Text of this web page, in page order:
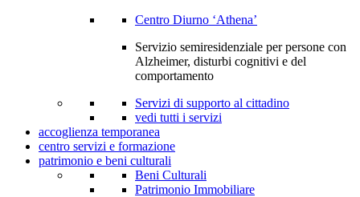
Centro Diurno ‘Athena’
Servizio semiresidenziale per persone con
Alzheimer, disturbi cognitivi e del
comportamento
Servizi di supporto al cittadino
vedi tutti i servizi
accoglienza temporanea
centro servizi e formazione
patrimonio e beni culturali
Beni Culturali
Patrimonio Immobiliare